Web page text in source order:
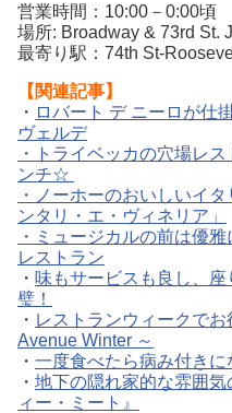
営業時間：10:00－0:00頃
場所: Broadway & 73rd St.
最寄り駅：74th St-
【関連記事】
・ ロバート デ ニーロが仕
ヴェルデ
・
トライベッカの穴場レ
ンチ☆
・ ノーホーのおいしいイ
ンタリ・エ・ヴィネリア」
・ ミュージカルの前は優
レストラン
・ 味もサービスも良し、
璧！
・ レストランウィークで
Avenue Winter ～
・ 一度食べたら病み付き
・ 地下の隠れ家的な雰囲
ィー・ミート』